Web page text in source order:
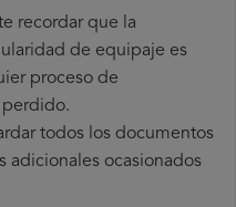
recordar que la
de equipaje es
proceso de
todos los documentos
adicionales ocasionados